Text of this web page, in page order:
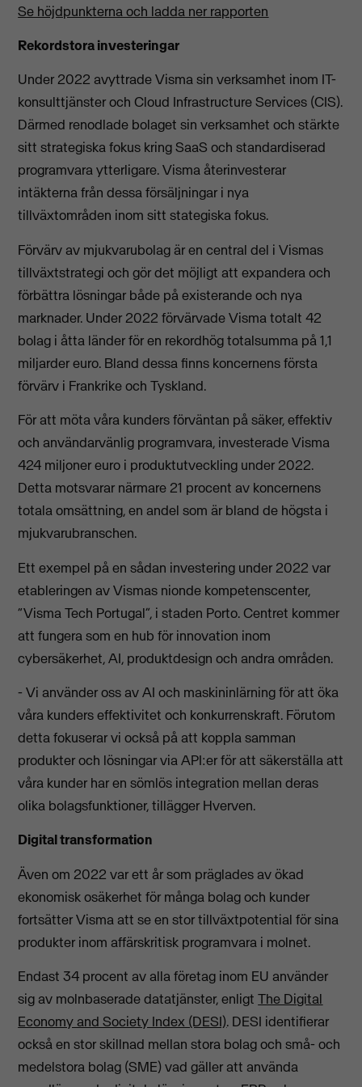
Se höjdpunkterna och ladda ner rapporten
Rekordstora investeringar
Under 2022 avyttrade Visma sin verksamhet inom IT-
konsulttjänster och Cloud Infrastructure Services (CIS).
Därmed renodlade bolaget sin verksamhet och stärkte
sitt strategiska fokus kring SaaS och standardiserad
programvara ytterligare. Visma återinvesterar
intäkterna från dessa försäljningar i nya
tillväxtområden inom sitt stategiska fokus.
Förvärv av mjukvarubolag är en central del i Vismas
tillväxtstrategi och gör det möjligt att expandera och
förbättra lösningar både på existerande och nya
marknader. Under 2022 förvärvade Visma totalt 42
bolag i åtta länder för en rekordhög totalsumma på 1,1
miljarder euro. Bland dessa finns koncernens första
förvärv i Frankrike och Tyskland.
För att möta våra kunders förväntan på säker, effektiv
och användarvänlig programvara, investerade Visma
424 miljoner euro i produktutveckling under 2022.
Detta motsvarar närmare 21 procent av koncernens
totala omsättning, en andel som är bland de högsta i
mjukvarubranschen.
Ett exempel på en sådan investering under 2022 var
etableringen av Vismas nionde kompetenscenter,
“Visma Tech Portugal”, i staden Porto. Centret kommer
att fungera som en hub för innovation inom
cybersäkerhet, AI, produktdesign och andra områden.
- Vi använder oss av AI och maskininlärning för att öka
våra kunders effektivitet och konkurrenskraft. Förutom
detta fokuserar vi också på att koppla samman
produkter och lösningar via API:er för att säkerställa att
våra kunder har en sömlös integration mellan deras
olika bolagsfunktioner, tillägger Hverven.
Digital transformation
Även om 2022 var ett år som präglades av ökad
ekonomisk osäkerhet för många bolag och kunder
fortsätter Visma att se en stor tillväxtpotential för sina
produkter inom affärskritisk programvara i molnet.
Endast 34 procent av alla företag inom EU använder
sig av molnbaserade datatjänster, enligtThe Digital
Economy and Society Index (DESI). DESI identifierar
också en stor skillnad mellan stora bolag och små- och
medelstora bolag (SME) vad gäller att använda